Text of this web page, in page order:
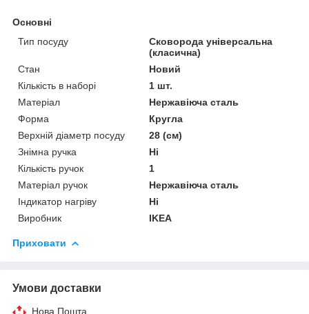
Основні
Тип посуду
Сковорода універсальна
(класична)
Стан
Новий
Кількість в наборі
1 шт.
Матеріал
Нержавіюча сталь
Форма
Кругла
Верхній діаметр посуду
28 (см)
Знімна ручка
Ні
Кількість ручок
1
Матеріал ручок
Нержавіюча сталь
Індикатор нагріву
Ні
Виробник
IKEA
Приховати
Умови доставки
Нова Пошта